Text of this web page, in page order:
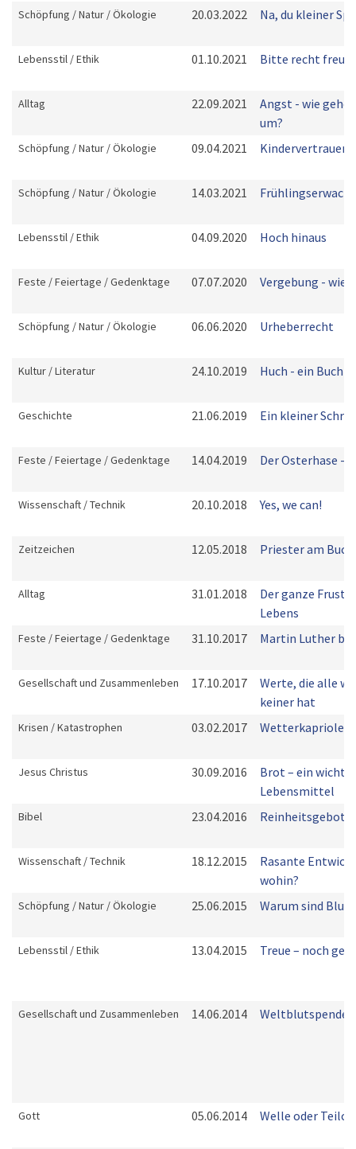
Schöpfung / Natur / Ökologie 20.03.2022 Na, du kleiner
Lebensstil / Ethik 01.10.2021 Bitte recht
Alltag 22.09.2021
Angst - wie
um?
Schöpfung / Natur / Ökologie 09.04.2021 Kindervertrauen
Schöpfung / Natur / Ökologie 14.03.2021
Lebensstil / Ethik 04.09.2020 Hoch hinaus
Feste / Feiertage / Gedenktage 07.07.2020 Vergebung - wie
Schöpfung / Natur / Ökologie 06.06.2020 Urheberrecht
Kultur / Literatur 24.10.2019 Huch - ein Buch!
Geschichte 21.06.2019 Ein kleiner
Feste / Feiertage / Gedenktage 14.04.2019 Der Osterhase -
Wissenschaft / Technik 20.10.2018 Yes, we can!
Zeitzeichen 12.05.2018 Priester am
Alltag 31.01.2018
Der ganze Frust
Lebens
Feste / Feiertage / Gedenktage 31.10.2017 Martin Luther
Gesellschaft und Zusammenleben 17.10.2017
Werte, die alle
keiner hat
Krisen / Katastrophen 03.02.2017 Wetterkapriolen
Jesus Christus 30.09.2016
Brot – ein
Lebensmittel
Bibel 23.04.2016 Reinheitsgebot
Wissenschaft / Technik 18.12.2015
Rasante
wohin?
Schöpfung / Natur / Ökologie 25.06.2015 Warum sind
Lebensstil / Ethik 13.04.2015 Treue – noch
Gesellschaft und Zusammenleben 14.06.2014
Gott 05.06.2014 Welle oder